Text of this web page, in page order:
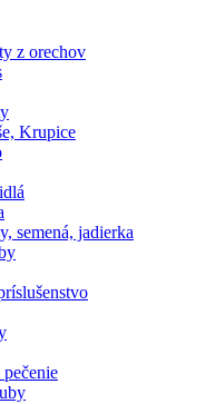
z orechov
Krupice
semená, jadierka